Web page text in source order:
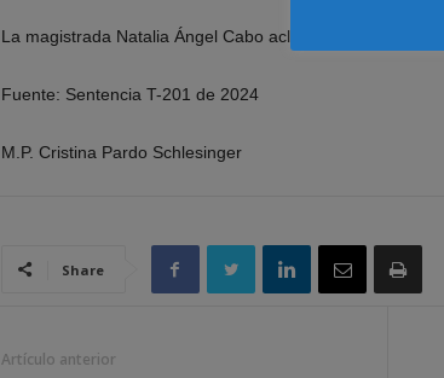
La magistrada Natalia Ángel Cabo aclaró el voto en esta
Fuente: Sentencia T-201 de 2024
M.P. Cristina Pardo Schlesinger
Share
Artículo anterior